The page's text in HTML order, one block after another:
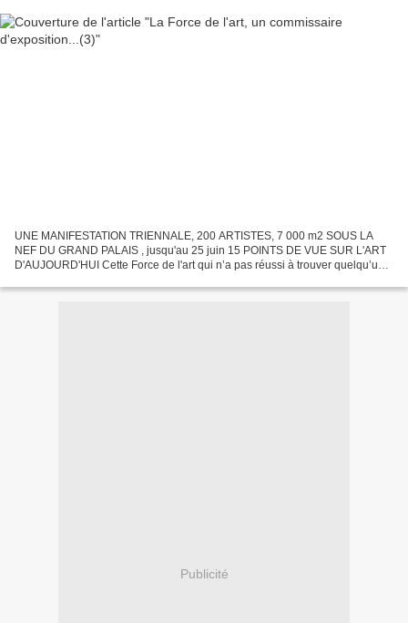
UNE MANIFESTATION TRIENNALE, 200 ARTISTES, 7 000 m2 SOUS LA
NEF DU GRAND PALAIS , jusqu'au 25 juin 15 POINTS DE VUE SUR L'ART
D'AUJOURD'HUI Cette Force de l'art qui n’a pas réussi à trouver quelqu’un
Publicité